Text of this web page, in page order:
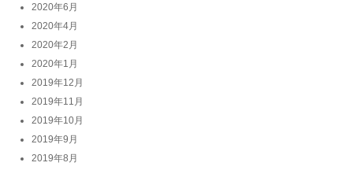
2020年6月
2020年4月
2020年2月
2020年1月
2019年12月
2019年11月
2019年10月
2019年9月
2019年8月